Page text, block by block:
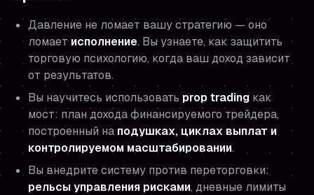
Давление не ломает вашу стратегию — оно
ломаетисполнение. Вы узнаете, как защитить
торговую психологию, когда ваш доход зависит
от результатов.
Вы научитесь использовать prop trading как
мост: план дохода финансируемого трейдера,
построенный на подушках, циклах выплат и
контролируемом масштабировании.
Вы внедрите систему против переторговки:
рельсы управления рисками, дневные лимиты